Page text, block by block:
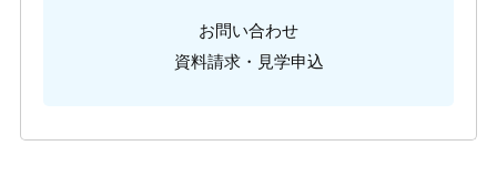
お問い合わせ
資料請求・見学申込